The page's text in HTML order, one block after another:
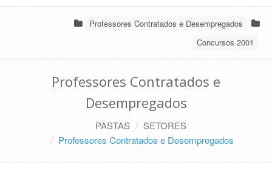
Professores Contratados e Desempregados
Concursos 2001
Professores Contratados e
Desempregados
PASTAS
SETORES
Professores Contratados e Desempregados